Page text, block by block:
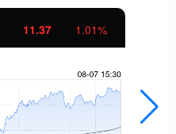
11.37 1.01%